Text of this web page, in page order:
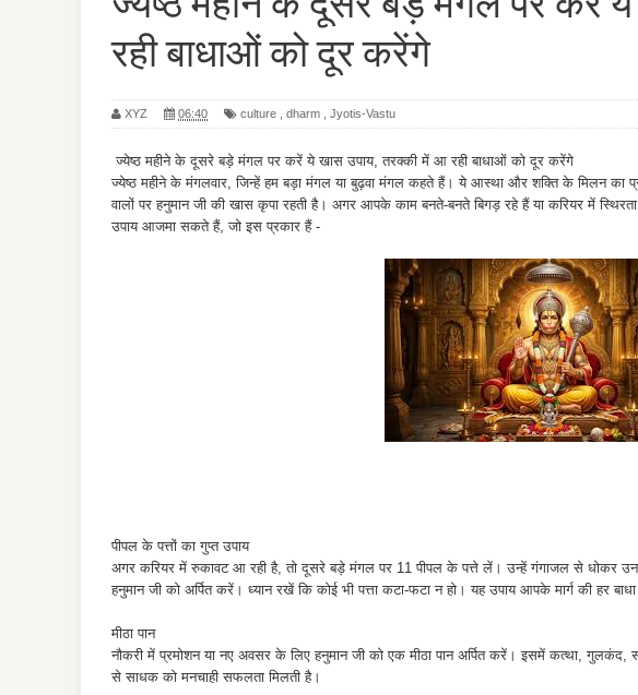
रही बाधाओं को दूर करेंगे
XYZ 06:40 culture dharm Jyotis-Vastu
ज्येष्ठ महीने के दूसरे बड़े मंगल पर करें ये खास उपाय, तरक्की में आ रही बाधाओं को दूर करेंगे
ज्येष्ठ महीने के मंगलवार, जिन्हें हम बड़ा मंगल या बुढ़वा मंगल कहते हैं। ये आस्था और शक्ति के मिलन का
वालों पर हनुमान जी की खास कृपा रहती है। अगर आपके काम बनते-बनते बिगड़ रहे हैं या करियर में
उपाय आजमा सकते हैं, जो इस प्रकार हैं -
पीपल के पत्तों का गुप्त उपाय
अगर करियर में रुकावट आ रही है, तो दूसरे बड़े मंगल पर 11 पीपल के पत्ते लें। उन्हें गंगाजल से धोकर उन
हनुमान जी को अर्पित करें। ध्यान रखें कि कोई भी पत्ता कटा-फटा न हो। यह उपाय आपके मार्ग की हर
मीठा पान
नौकरी में प्रमोशन या नए अवसर के लिए हनुमान जी को एक मीठा पान अर्पित करें। इसमें कत्था,
से साधक को मनचाही सफलता मिलती है।